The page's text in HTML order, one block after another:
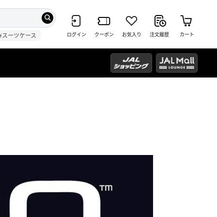
スーツケース ログイン クーポン お気入り 注文履歴 カート